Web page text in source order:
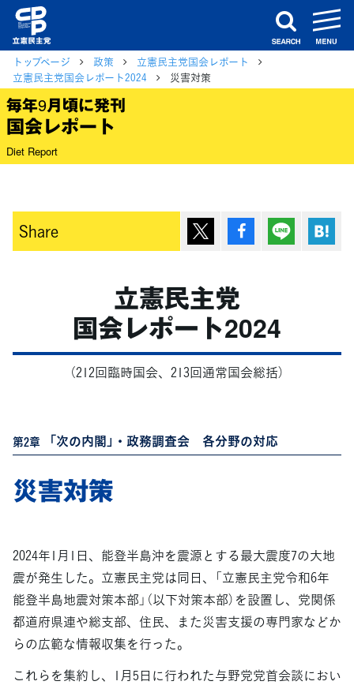
search
トップページ 政策
立憲民主党国会レポート
立憲民主党国会レポート2024
災害対策
毎年9月頃に発刊
国会レポート
Diet Report
Share ポスト シェア Lineで送
立憲民主党
国会レポート2024
（212回臨時国会、213回通常国会総括）
第2章 「次の内閣」・政務調査会 各分野の対応
災害対策
2024年1月1日、能登半島沖を震源とする最大震度7の大地
震が発生した。立憲民主党は同日、「立憲民主党令和6年
能登半島地震対策本部」（以下対策本部）を設置し、党関係
都道府県連や総支部、住民、また災害支援の専門家などか
らの広範な情報収集を行った。
これらを集約し、1月5日に行われた与野党党首会談におい